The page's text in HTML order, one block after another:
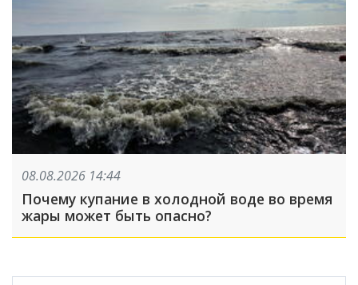
08.08.2026 14:44
Почему купание в холодной воде во время
жары может быть опасно?